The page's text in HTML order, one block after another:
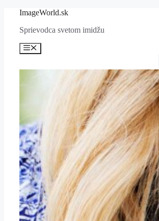
Preskočiť
obsah
ImageWorld.sk
Sprievodca svetom imidžu
Menu